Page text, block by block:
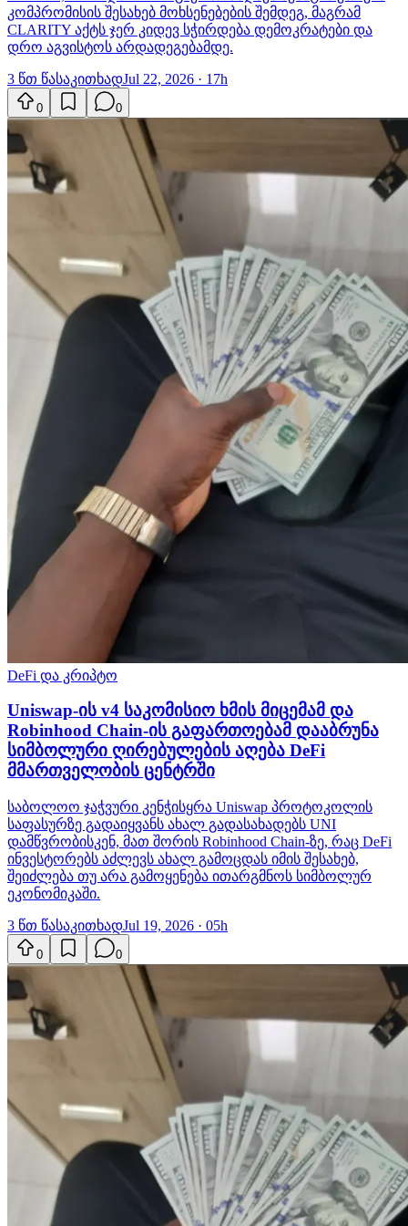
კომპრომისის შესახებ მოხსენებების შემდეგ, მაგრამ
CLARITY აქტს ჯერ კიდევ სჭირდება დემოკრატები და
დრო აგვისტოს არდადეგებამდე.
3 წთ წასაკითხადJul 22, 2026 · 17h
0 0
DeFi და კრიპტო
Uniswap-ის v4 საკომისიო ხმის მიცემამ და
Robinhood Chain-ის გაფართოებამ დააბრუნა
სიმბოლური ღირებულების აღება DeFi
მმართველობის ცენტრში
საბოლოო ჯაჭვური კენჭისყრა Uniswap პროტოკოლის
საფასურზე გადაიყვანს ახალ გადასახადებს UNI
დამწვრობისკენ, მათ შორის Robinhood Chain-ზე, რაც DeFi
ინვესტორებს აძლევს ახალ გამოცდას იმის შესახებ,
შეიძლება თუ არა გამოყენება ითარგმნოს სიმბოლურ
ეკონომიკაში.
3 წთ წასაკითხადJul 19, 2026 · 05h
0 0